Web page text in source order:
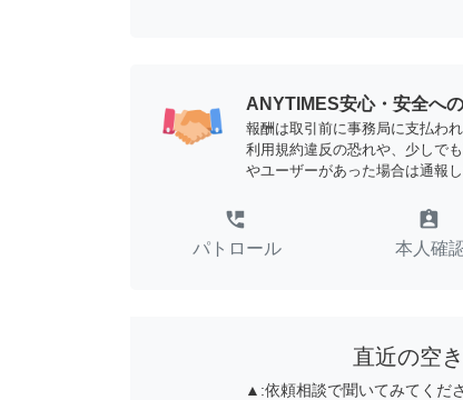
ANYTIMES安心・安全へ
報酬は取引前に事務局に支払わ
利用規約違反の恐れや、少しで
やユーザーがあった場合は通報し
perm_phone_msg
パトロール
assignment_ind
本人確
直近の空
▲:依頼相談で聞いてみてくだ